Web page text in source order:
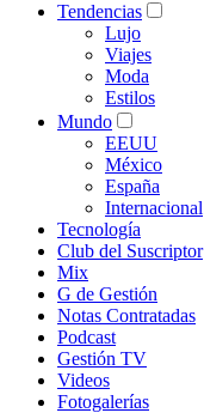
Tendencias
Lujo
Viajes
Moda
Estilos
Mundo
EEUU
México
España
Internacional
Tecnología
Club del Suscriptor
Mix
G de Gestión
Notas Contratadas
Podcast
Gestión TV
Videos
Fotogalerías